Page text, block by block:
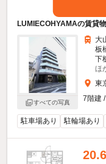
LUMIECOHYAMAの賃貸
すべての写真
大
板
下
ほ
東
7階建
駐車場あり 駐輪場あり
20.6